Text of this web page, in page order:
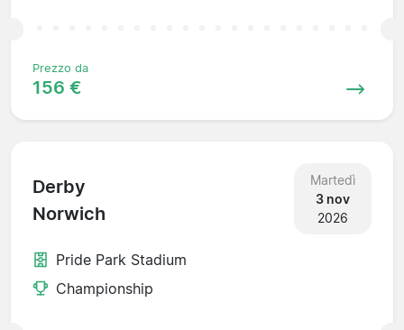
Prezzo da
156 €
Derby
Norwich
Martedì
3 nov
2026
Pride Park Stadium
Championship